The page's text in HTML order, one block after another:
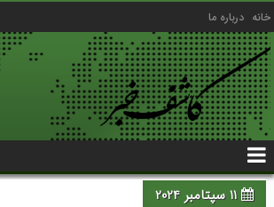
خانه درباره ما
11 سپتامبر 2024